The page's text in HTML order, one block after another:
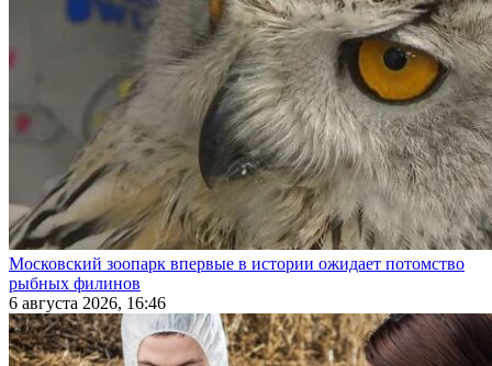
Московский зоопарк впервые в истории ожидает потомство
рыбных филинов
6 августа 2026, 16:46